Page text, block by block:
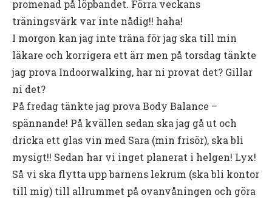
promenad på löpbandet. Förra veckans
träningsvärk var inte nådig!! haha!
I morgon kan jag inte träna för jag ska till min
läkare och korrigera ett ärr men på torsdag tänkte
jag prova Indoorwalking, har ni provat det? Gillar
ni det?
På fredag tänkte jag prova Body Balance –
spännande! På kvällen sedan ska jag gå ut och
dricka ett glas vin med Sara (min frisör), ska bli
mysigt!! Sedan har vi inget planerat i helgen! Lyx!
Så vi ska flytta upp barnens lekrum (ska bli kontor
till mig) till allrummet på ovanvåningen och göra